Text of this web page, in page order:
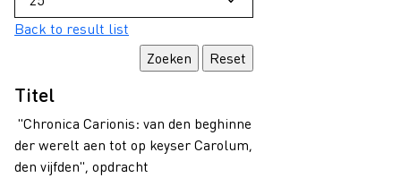
Back to result list
Titel
"Chronica Carionis: van den beghinne
der werelt aen tot op keyser Carolum,
den vijfden", opdracht